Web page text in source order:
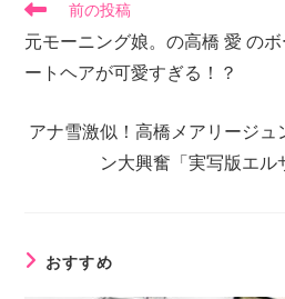
前の投稿
元モーニング娘。の高橋 愛 の
ートヘアが可愛すぎる！？
アナ雪激似！高橋メアリージ
ン大興奮「実写版エル
おすすめ